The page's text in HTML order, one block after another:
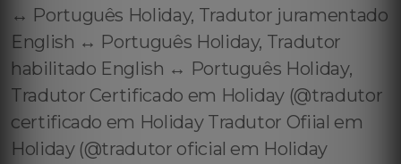
↔️ Português Holiday, Tradutor juramentado
English ↔️ Português Holiday, Tradutor
habilitado English ↔️ Português Holiday,
Tradutor Certificado em Holiday (@tradutor
certificado em Holiday Tradutor Ofiial em
Holiday (@tradutor oficial em Holiday